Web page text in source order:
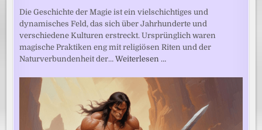
Die Geschichte der Magie ist ein vielschichtiges und
dynamisches Feld, das sich über Jahrhunderte und
verschiedene Kulturen erstreckt. Ursprünglich waren
magische Praktiken eng mit religiösen Riten und der
Naturverbundenheit der…Weiterlesen …